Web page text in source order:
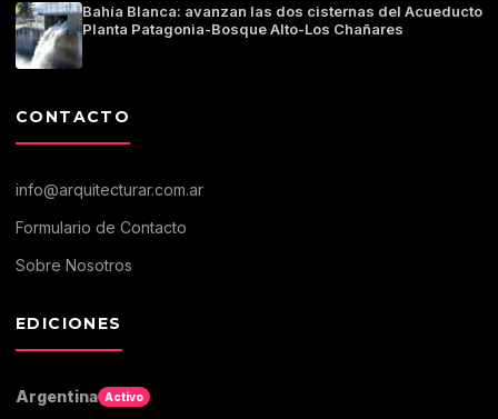
Bahía Blanca: avanzan las dos cisternas del Acueducto
Planta Patagonia-Bosque Alto-Los Chañares
CONTACTO
info@arquitecturar.com.ar
Formulario de Contacto
Sobre Nosotros
EDICIONES
Argentina Activo